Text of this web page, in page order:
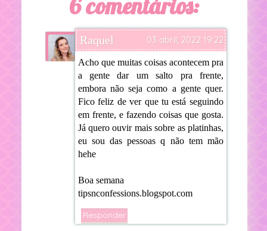
6 comentários:
Raquel 03 abril, 2022 19:22
Acho que muitas coisas acontecem pra
a gente dar um salto pra frente,
embora não seja como a gente quer.
Fico feliz de ver que tu está seguindo
em frente, e fazendo coisas que gosta.
Já quero ouvir mais sobre as platinhas,
eu sou das pessoas q não tem mão
hehe
Boa semana
tipsnconfessions.blogspot.com
Responder